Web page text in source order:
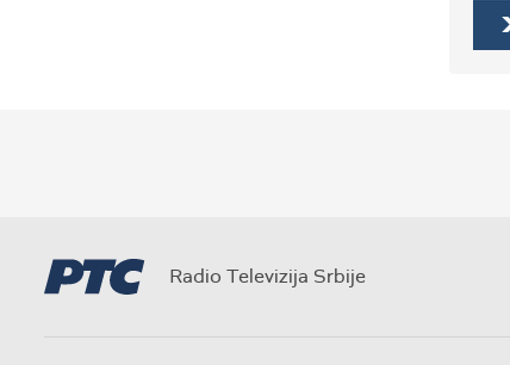
Radio Televizija Srbije